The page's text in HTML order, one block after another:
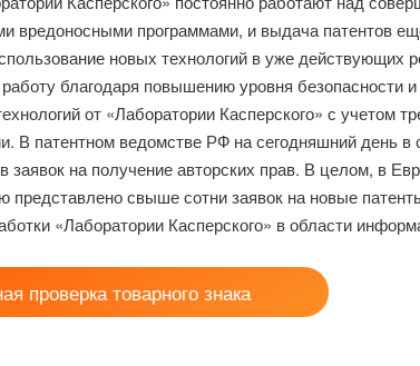
вредоносными программами, и выдача патентов
новых технологий в уже действующих
благодаря повышению уровня безопасности
от «Лаборатории Касперского» с учетом
В патентном ведомстве РФ на сегодняшний день в
заявок на получение авторских прав. В целом, в
свыше сотни заявок на новые
«Лаборатории Касперского» в области
проверка товарного знака